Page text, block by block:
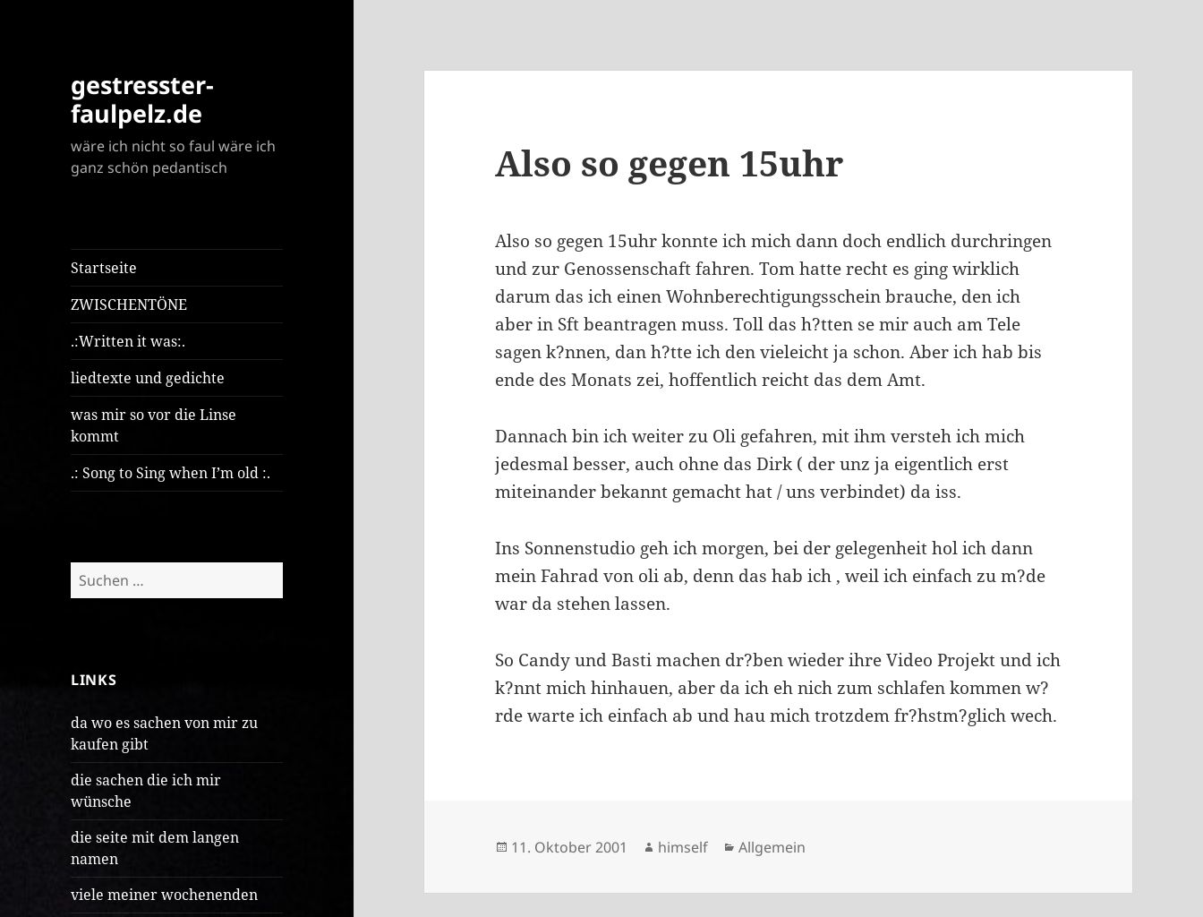
gestresster-
faulpelz.de
wäre ich nicht so faul wäre ich
ganz schön pedantisch
Startseite
ZWISCHENTÖNE
.:Written it was:.
liedtexte und gedichte
was mir so vor die Linse
kommt
.: Song to Sing when I’m old :.
Suchen
nach:
LINKS
da wo es sachen von mir zu
kaufen gibt
die sachen die ich mir
wünsche
die seite mit dem langen
namen
viele meiner wochenenden
Also so gegen 15uhr
Also so gegen 15uhr konnte ich mich dann doch endlich durchringen
und zur Genossenschaft fahren. Tom hatte recht es ging wirklich
darum das ich einen Wohnberechtigungsschein brauche, den ich
aber in Sft beantragen muss. Toll das h?tten se mir auch am Tele
sagen k?nnen, dan h?tte ich den vieleicht ja schon. Aber ich hab bis
ende des Monats zei, hoffentlich reicht das dem Amt.
Dannach bin ich weiter zu Oli gefahren, mit ihm versteh ich mich
jedesmal besser, auch ohne das Dirk ( der unz ja eigentlich erst
miteinander bekannt gemacht hat / uns verbindet) da iss.
Ins Sonnenstudio geh ich morgen, bei der gelegenheit hol ich dann
mein Fahrad von oli ab, denn das hab ich , weil ich einfach zu m?de
war da stehen lassen.
So Candy und Basti machen dr?ben wieder ihre Video Projekt und ich
k?nnt mich hinhauen, aber da ich eh nich zum schlafen kommen w?
rde warte ich einfach ab und hau mich trotzdem fr?hstm?glich wech.
Veröffentlicht
11. Oktober 2001 Autor
himself Kategorien
Allgemein